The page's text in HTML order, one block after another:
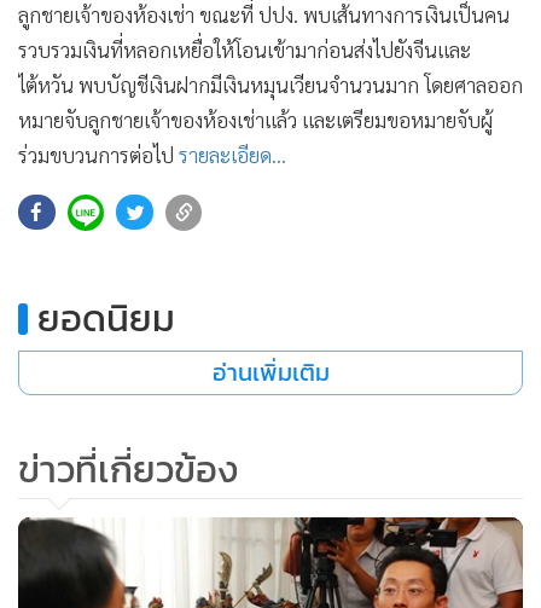
•
วิทยาศาสตร์
• SMEs
• หุ้น
• อินโดจีน
• Celeb Online
•
• News1
ลูกชายเจ้าของห้องเช่า ขณะที่ ปปง. พบเส้นทางการเงินเป็นคน
รวบรวมเงินที่หลอกเหยื่อให้โอนเข้ามาก่อนส่งไปยังจีนและ
ไต้หวัน พบบัญชีเงินฝากมีเงินหมุนเวียนจำนวนมาก โดยศาลออก
หมายจับลูกชายเจ้าของห้องเช่าแล้ว และเตรียมขอหมายจับผู้
ร่วมขบวนการต่อไป รายละเอียด...
ยอดนิยม
อ่านเพิ่มเติม
ข่าวที่เกี่ยวข้อง